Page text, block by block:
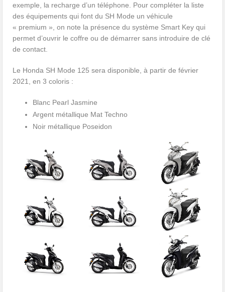
exemple, la recharge d’un téléphone. Pour compléter la liste
des équipements qui font du SH Mode un véhicule
« premium », on note la présence du système Smart Key qui
permet d’ouvrir le coffre ou de démarrer sans introduire de clé
de contact.
Le Honda SH Mode 125 sera disponible, à partir de février
2021, en 3 coloris :
Blanc Pearl Jasmine
Argent métallique Mat Techno
Noir métallique Poseidon